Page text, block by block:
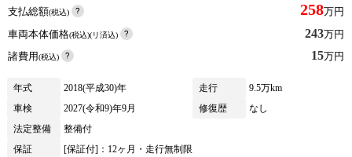
支払総額(税込) 258万円
車両本体価格(税込)(リ済込) 243万円
諸費用(税込) 15万円
年式 2018(平成30)年 走行
9.5万km
車検
2027(令和9)年9月 修復歴
なし
法定整備
整備付
保証
[保証付]：12ヶ月・走行無制限